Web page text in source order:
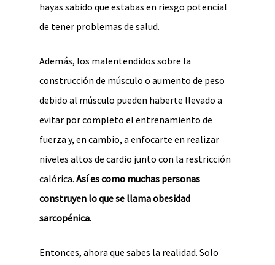
hayas sabido que estabas en riesgo potencial
de tener problemas de salud.
Además, los malentendidos sobre la
construcción de músculo o aumento de peso
debido al músculo pueden haberte llevado a
evitar por completo el entrenamiento de
fuerza y, en cambio, a enfocarte en realizar
niveles altos de cardio junto con la restricción
calórica. Así es como muchas personas
construyen lo que se llama obesidad
sarcopénica.
Entonces, ahora que sabes la realidad. Solo